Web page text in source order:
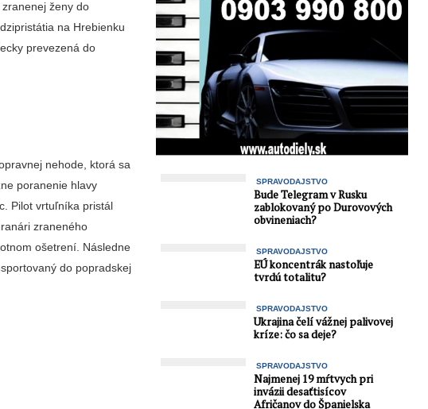
ženy do
na Hrebienku
prevezená do
nehode, ktorá sa
poranenie hlavy
Pilot vrtuľníka pristál
zraneného
ošetrení. Následne
do popradskej
SPRAVODAJSTVO
Bude Telegram v Rusku
zablokovaný po Durovových
obvineniach?
SPRAVODAJSTVO
EÚ koncentrák nastoľuje
tvrdú totalitu?
SPRAVODAJSTVO
Ukrajina čelí vážnej palivovej
kríze: čo sa deje?
SPRAVODAJSTVO
Najmenej 19 mŕtvych pri
invázii desaťtisícov
Afričanov do Španielska